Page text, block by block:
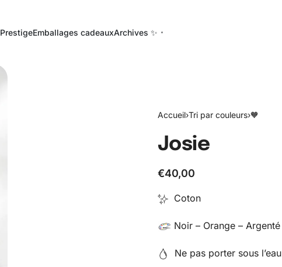
PrestigeEmballages cadeauxArchives ✨
Accueil›Tri par couleurs›🧡
Josie
€40,00
Coton
Noir – Orange – Argenté
Ne pas porter sous l’eau